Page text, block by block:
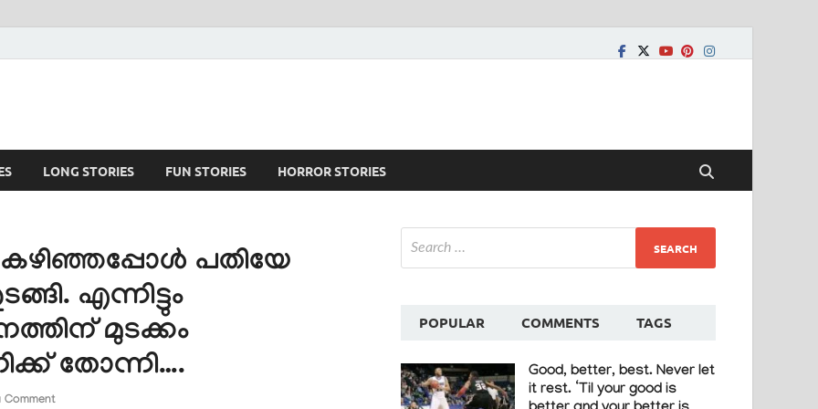
LONG STORIES FUN STORIES HORROR STORIES
പതിയേ
എന്നിട്ടും
മുടക്കം
തോന്നി….
POPULAR COMMENTS TAGS
Good, better, best. Never let
it rest. ‘Til your good is